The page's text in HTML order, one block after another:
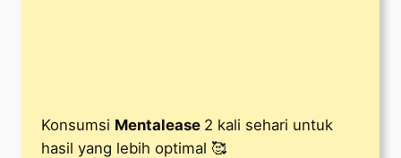
Konsumsi Mentalease 2 kali sehari untuk
hasil yang lebih optimal 🥰